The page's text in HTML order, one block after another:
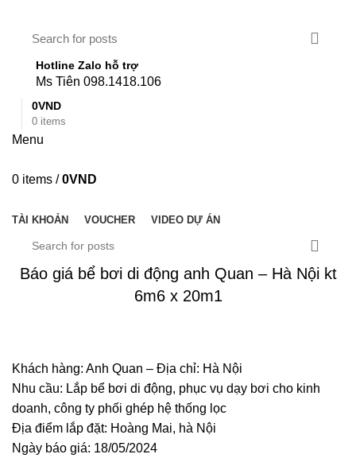
Hotline Zalo hỗ trợ
Ms Tiên 098.1418.106
0 items
0VND
Menu
0 items / 0VND
TÀI KHOẢN VOUCHER VIDEO DỰ ÁN
Báo giá bể bơi di động anh Quan – Hà Nội kt
6m6 x 20m1
Khách hàng: Anh Quan – Địa chỉ: Hà Nội
Nhu cầu: Lắp bể bơi di động, phục vụ dạy bơi cho kinh
doanh, công ty phối ghép hệ thống lọc
Địa điểm lắp đặt: Hoàng Mai, hà Nội
Ngày báo giá: 18/05/2024